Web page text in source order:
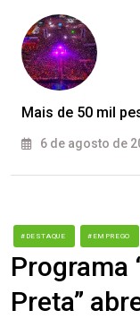
Mais de 50 mil
6 de agosto de
#DESTAQUE #EMPREGO
Programa
Preta”